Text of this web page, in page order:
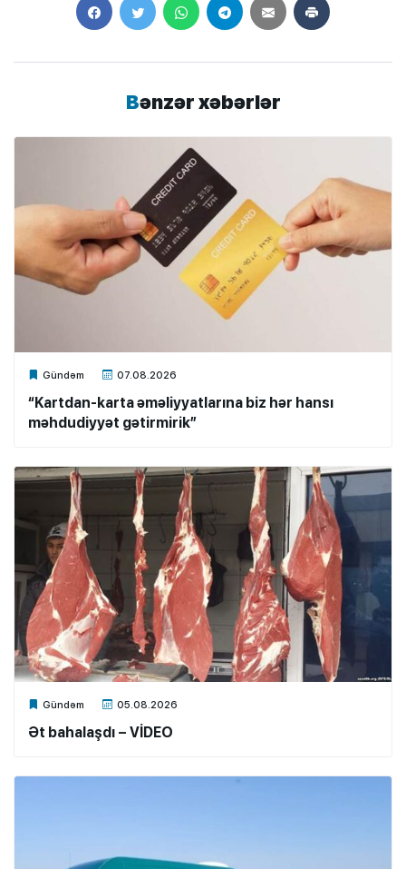
Bənzər xəbərlər
Gündəm 07.08.2026
Xalq.Online
“Kartdan-karta əməliyyatlarına biz hər hansı
məhdudiyyət gətirmirik”
Gündəm 05.08.2026
Xalq.Online
Ət bahalaşdı – VİDEO